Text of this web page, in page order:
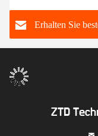
Wicklungsmaschine
Erhalten Sie
ZTD